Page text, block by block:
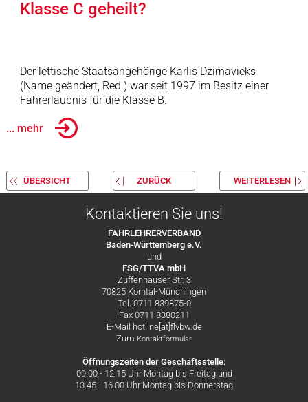
Klasse C geheilt?
Der lettische Staatsangehörige Karlis Dzirnavieks
(Name geändert, Red.) war seit 1997 im Besitz einer
Fahrerlaubnis für die Klasse B.
... mehr
ÜBERSICHT ZURÜCK WEITERLESEN
Kontaktieren Sie uns!
FAHRLEHRERVERBAND
Baden-Württemberg e.V.
und
FSG/TTVA mbH
Zuffenhauser Str. 3
70825 Korntal-Münchingen
Tel. 0711 839875-0
Fax 0711 8380211
E-Mail hotline[at]flvbw.de
Zum Kontaktformular
Öffnungszeiten der Geschäftsstelle:
09.00 - 12.15 Uhr Montag bis Freitag und
13.45 - 16.00 Uhr Montag bis Donnerstag